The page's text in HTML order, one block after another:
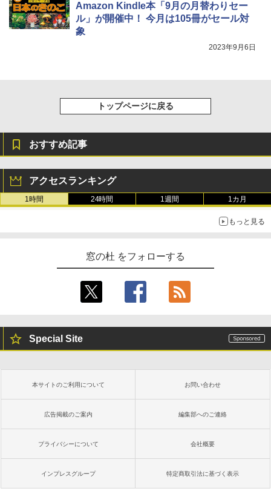
Amazon Kindle本「9月の月替わりセー
ル」が開催中！ 今月は105冊がセール対
象
2023年9月6日
トップページに戻る
おすすめ記事
アクセスランキング
1時間 24時間 1週間 1カ月
もっと見る
窓の杜 をフォローする
Special Site
本サイトのご利用について お問い合わせ
広告掲載のご案内 編集部へのご連絡
プライバシーについて 会社概要
インプレスグループ 特定商取引法に基づく表示